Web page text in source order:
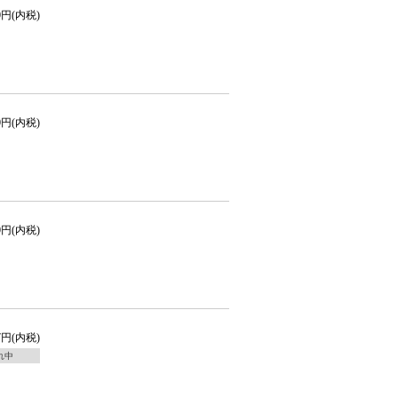
円(内税)
円(内税)
円(内税)
円(内税)
中